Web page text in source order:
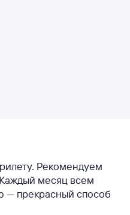
Рекомендуем
месяц всем
— прекрасный способ